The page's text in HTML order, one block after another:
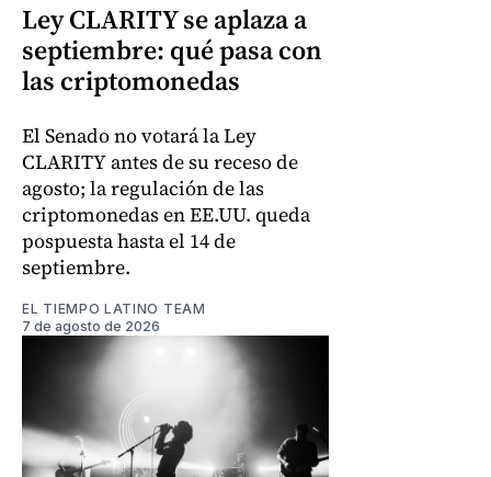
Ley CLARITY se aplaza a
septiembre: qué pasa con
las criptomonedas
El Senado no votará la Ley
CLARITY antes de su receso de
agosto; la regulación de las
criptomonedas en EE.UU. queda
pospuesta hasta el 14 de
septiembre.
EL TIEMPO LATINO TEAM
7 de agosto de 2026